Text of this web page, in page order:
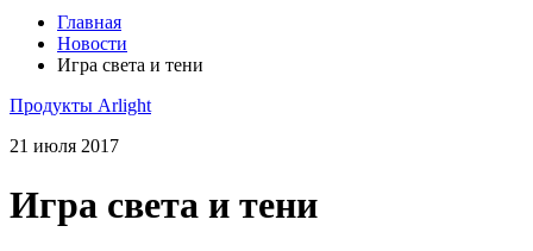
Главная
Новости
Игра света и тени
Продукты Arlight
21 июля 2017
Игра света и тени